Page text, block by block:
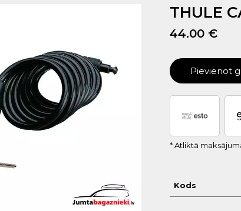
THULE
44.00 €
Pievienot
* Atliktā
Kods